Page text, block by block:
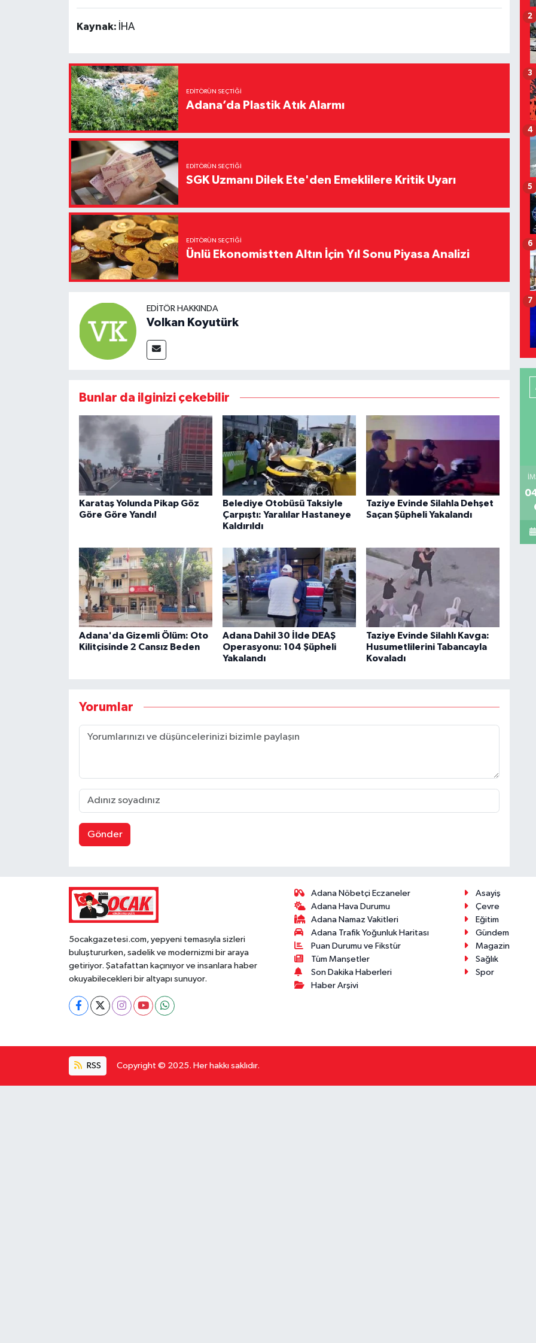
Kaynak: İHA
EDITÖRÜN SEÇTIĞI
Adana’da Plastik Atık Alarmı
EDITÖRÜN SEÇTIĞI
SGK Uzmanı Dilek Ete'den Emeklilere Kritik Uyarı
EDITÖRÜN SEÇTIĞI
Ünlü Ekonomistten Altın İçin Yıl Sonu Piyasa Analizi
EDITÖR HAKKINDA
Volkan Koyutürk
Bunlar da ilginizi çekebilir
Karataş Yolunda Pikap Göz
Göre Göre Yandı!
Belediye Otobüsü Taksiyle
Çarpıştı: Yaralılar Hastaneye
Kaldırıldı
Taziye Evinde Silahla Dehşet
Saçan Şüpheli Yakalandı
Adana'da Gizemli Ölüm: Oto
Kilitçisinde 2 Cansız Beden
Adana Dahil 30 İlde DEAŞ
Operasyonu: 104 Şüpheli
Yakalandı
Taziye Evinde Silahlı Kavga:
Husumetlilerini Tabancayla
Kovaladı
Yorumlar
Gönder
2
3
4
5
6
7
5ocakgazetesi.com, yepyeni temasıyla sizleri
buluştururken, sadelik ve modernizmi bir araya
getiriyor. Şatafattan kaçınıyor ve insanlara haber
okuyabilecekleri bir altyapı sunuyor.
Adana Nöbetçi Eczaneler
Adana Hava Durumu
Adana Namaz Vakitleri
Adana Trafik Yoğunluk Haritası
Puan Durumu ve Fikstür
Tüm Manşetler
Son Dakika Haberleri
Haber Arşivi
Asayiş
Çevre
Eğitim
Gündem
Magazin
Sağlık
Spor
RSS Copyright © 2025. Her hakkı saklıdır.